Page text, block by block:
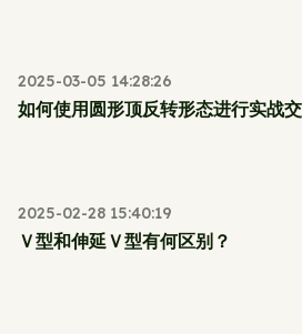
2025-03-05 14:28:26
如何使用圆形顶反转形态进行实战
2025-02-28 15:40:19
Ｖ型和伸延Ｖ型有何区别？